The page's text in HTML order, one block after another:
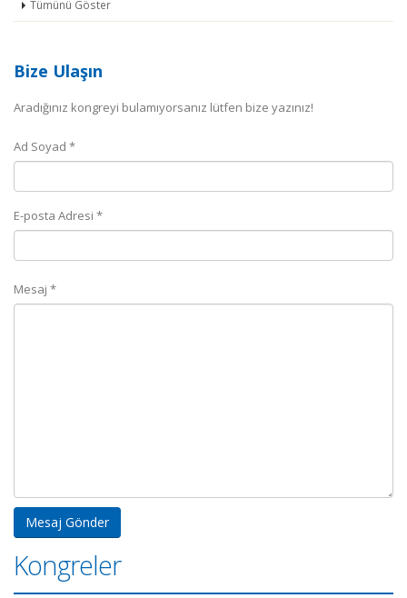
Tümünü Göster
Bize Ulaşın
Aradığınız kongreyi bulamıyorsanız lütfen bize yazınız!
Ad Soyad *
E-posta Adresi *
Mesaj *
Kongreler